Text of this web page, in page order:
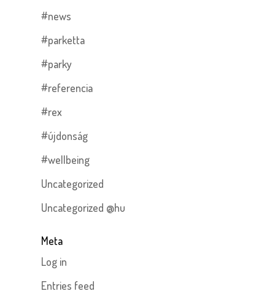
#news
#parketta
#parky
#referencia
#rex
#újdonság
#wellbeing
Uncategorized
Uncategorized @hu
Meta
Log in
Entries feed